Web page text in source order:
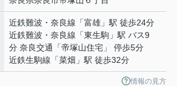
近鉄難波・奈良線 「富雄 」駅 徒歩24分
近鉄難波・奈良線 「東生駒 」駅 バス9
分 奈良交通「帝塚山住宅」 停歩5分
近鉄生駒線 「菜畑 」駅 徒歩32分
情報の見方